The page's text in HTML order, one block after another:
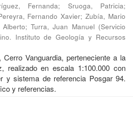
Fernanda; Sruoga, Patricia;
Fernando Xavier;Zubía, Mario
; Turra, Juan Manuel (Servicio
Instituto de Geología y Recursos
Vanguardia, perteneciente a la
realizado en escala 1:100.000 con
y sistema de referencia Posgar 94.
y referencias.